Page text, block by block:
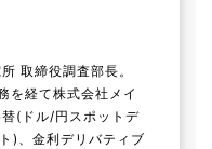
取締役調査部長。
を経て株式会社メイ
(ドル/円スポットデ
)、金利デリバティブ